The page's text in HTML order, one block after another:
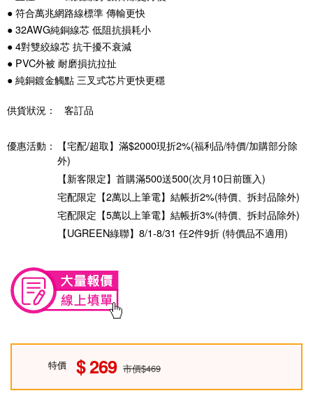
● 符合萬兆網路線標準 傳輸更快
● 32AWG純銅線芯 低阻抗損耗小
● 4對雙絞線芯 抗干擾不衰減
● PVC外被 耐磨損抗拉扯
● 純銅鍍金觸點 三叉式芯片更快更穩
供貨狀況： 客訂品
優惠活動：
【宅配/超取】滿$2000現折2%(福利品/特價/加購部分除
外)
【新客限定】首購滿500送500(次月10日前匯入)
宅配限定【2萬以上筆電】結帳折2%(特價、拆封品除外)
宅配限定【5萬以上筆電】結帳折3%(特價、拆封品除外)
【UGREEN綠聯】8/1-8/31 任2件9折 (特價品不適用)
特價 269 市價$469